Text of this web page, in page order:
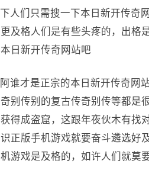
人们只需搜一下本日新开传奇
及格人们是有些头疼的，出格
日新开传奇网站吧
谁才是正宗的本日新开传奇网
别传别的复古传奇别传等都是
得成盗窟，这跟年夜伙木有找
正版手机游戏就要奋斗遴选好
游戏是及格的，如许人们就莫